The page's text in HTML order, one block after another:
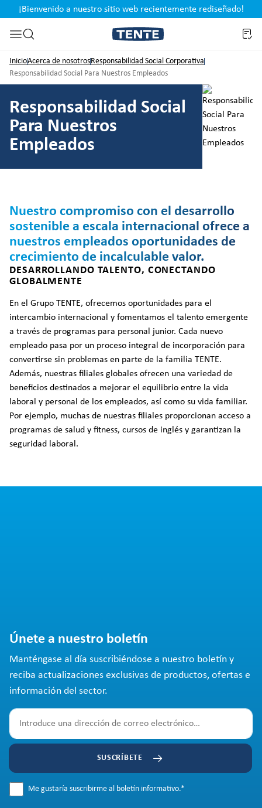
Saltar a la búsqueda
¡Bienvenido a nuestro sitio web recientemente rediseñado!
InicioAcerca de nosotrosResponsabilidad Social Corporativa
Responsabilidad Social Para Nuestros Empleados
Responsabilidad Social
Para Nuestros
Empleados
Nuestro compromiso con el desarrollo
sostenible a escala internacional ofrece a
nuestros empleados oportunidades de
crecimiento de incalculable valor.
DESARROLLANDO TALENTO, CONECTANDO
GLOBALMENTE
En el Grupo TENTE, ofrecemos oportunidades para el
intercambio internacional y fomentamos el talento emergente
a través de programas para personal junior. Cada nuevo
empleado pasa por un proceso integral de incorporación para
convertirse sin problemas en parte de la familia TENTE.
Además, nuestras filiales globales ofrecen una variedad de
beneficios destinados a mejorar el equilibrio entre la vida
laboral y personal de los empleados, así como su vida familiar.
Por ejemplo, muchas de nuestras filiales proporcionan acceso a
programas de salud y fitness, cursos de inglés y garantizan la
seguridad laboral.
Únete a nuestro boletín
Manténgase al día suscribiéndose a nuestro boletín y
reciba actualizaciones exclusivas de productos, ofertas e
información del sector.
SUSCRÍBETE
Me gustaría suscribirme al boletín informativo.*